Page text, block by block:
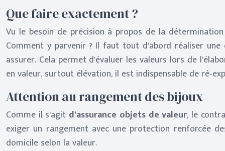
Que faire exactement ?
Vu le besoin de précision à propos de la
Comment y parvenir ? Il faut tout d’abord réaliser
assurer. Cela permet d’évaluer les valeurs lors de
en valeur, surtout élévation, il est indispensable de ré-
Attention au rangement des bijoux
Comme il s’agit d’assurance objets de valeur, le
exiger un rangement avec une protection renforcée
domicile selon la valeur.